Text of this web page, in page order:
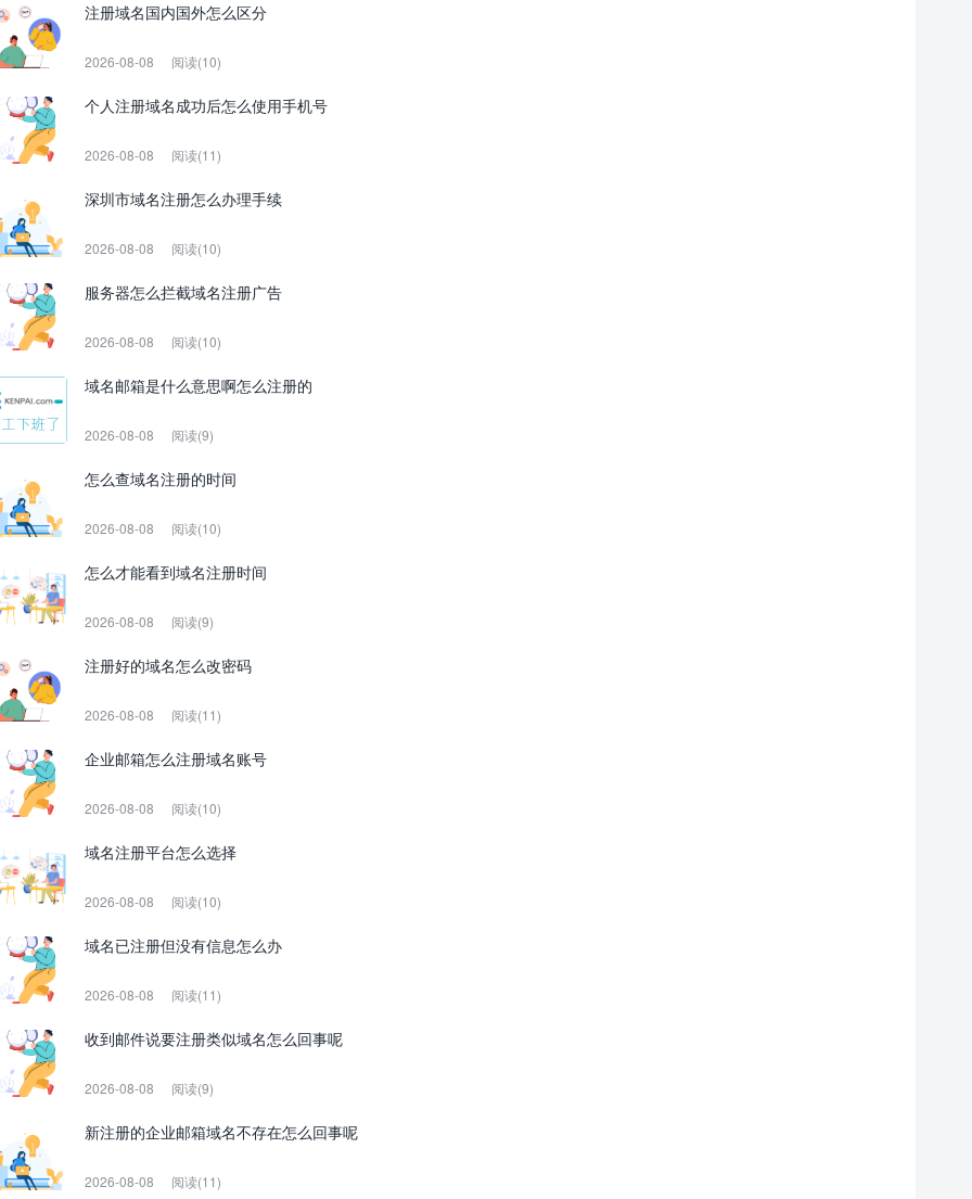
注册域名国内国外怎么区分
2026-08-08 阅读(10)
个人注册域名成功后怎么使用手机号
2026-08-08 阅读(11)
深圳市域名注册怎么办理手续
2026-08-08 阅读(10)
服务器怎么拦截域名注册广告
2026-08-08 阅读(10)
域名邮箱是什么意思啊怎么注册的
2026-08-08 阅读(9)
怎么查域名注册的时间
2026-08-08 阅读(10)
怎么才能看到域名注册时间
2026-08-08 阅读(9)
注册好的域名怎么改密码
2026-08-08 阅读(11)
企业邮箱怎么注册域名账号
2026-08-08 阅读(10)
域名注册平台怎么选择
2026-08-08 阅读(10)
域名已注册但没有信息怎么办
2026-08-08 阅读(11)
收到邮件说要注册类似域名怎么回事呢
2026-08-08 阅读(9)
新注册的企业邮箱域名不存在怎么回事呢
2026-08-08 阅读(11)